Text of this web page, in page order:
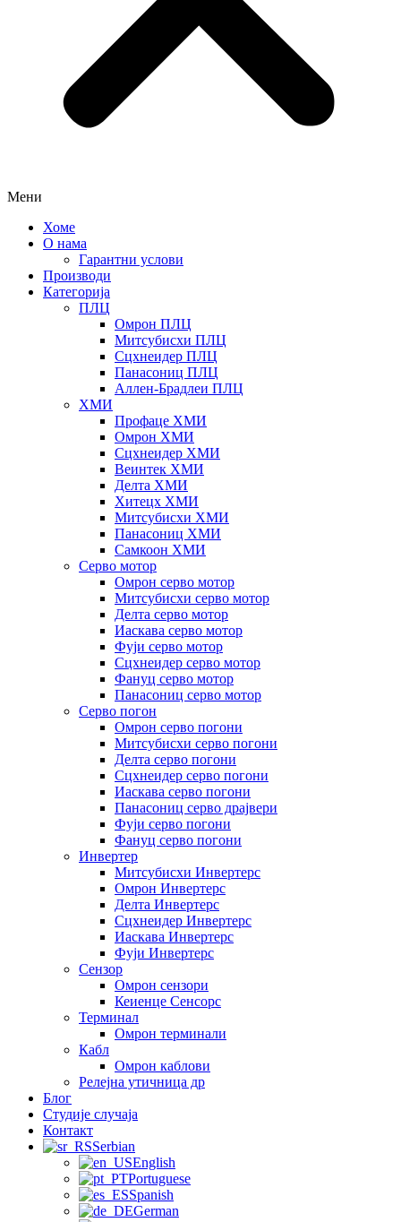
Мени
Хоме
О нама
Гарантни услови
Производи
Категорија
ПЛЦ
Омрон ПЛЦ
Митсубисхи ПЛЦ
Сцхнеидер ПЛЦ
Панасониц ПЛЦ
Аллен-Брадлеи ПЛЦ
ХМИ
Профаце ХМИ
Омрон ХМИ
Сцхнеидер ХМИ
Веинтек ХМИ
Делта ХМИ
Хитецх ХМИ
Митсубисхи ХМИ
Панасониц ХМИ
Самкоон ХМИ
Серво мотор
Омрон серво мотор
Митсубисхи серво мотор
Делта серво мотор
Иаскава серво мотор
Фуји серво мотор
Сцхнеидер серво мотор
Фануц серво мотор
Панасониц серво мотор
Серво погон
Омрон серво погони
Митсубисхи серво погони
Делта серво погони
Сцхнеидер серво погони
Иаскава серво погони
Панасониц серво драјвери
Фуји серво погони
Фануц серво погони
Инвертер
Митсубисхи Инвертерс
Омрон Инвертерс
Делта Инвертерс
Сцхнеидер Инвертерс
Иаскава Инвертерс
Фуји Инвертерс
Сензор
Омрон сензори
Кеиенце Сенсорс
Терминал
Омрон терминали
Кабл
Омрон каблови
Релејна утичница др
Блог
Студије случаја
Контакт
Serbian
English
Portuguese
Spanish
German